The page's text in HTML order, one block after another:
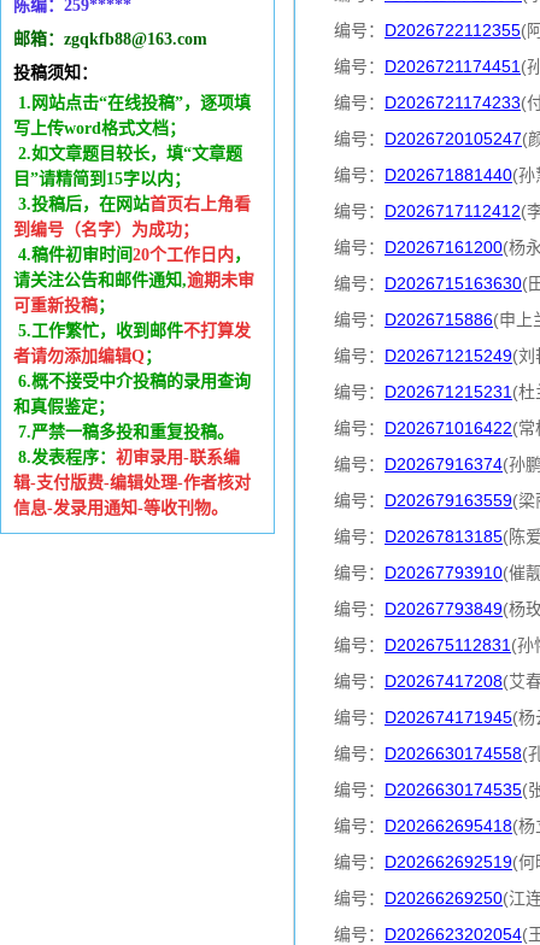
陈编：259*****
邮箱：zgqkfb88@163.com
投稿须知：
1.网站点击“在线投稿”，逐项填
写上传word格式文档；
2.如文章题目较长，填“文章题
目”请精简到15字以内；
3.投稿后，在网站首页右上角看
到编号（名字）为成功；
4.稿件初审时间 20个工作日内 ，
请关注公告和邮件通知,逾期未审
可重新投稿；
5.工作繁忙，收到邮件不打算发
者请勿添加编辑Q；
6.概不接受中介投稿的录用查询
和真假鉴定；
7.严禁一稿多投和重复投稿。
8.发表程序： 初审录用-联系编
辑-支付版费-编辑处理-作者核对
信息-发录用通知-等收刊物。
编号： D2026722112355(
编号： D2026721174451 (
编号： D2026721174233(
编号： D2026720105247(
编号： D202671881440(
编号： D2026717112412(
编号： D20267161200(杨
编号： D2026715163630(
编号： D2026715886(申上
编号： D202671215249(
编号： D202671215231 (
编号： D202671016422(
编号： D20267916374(孙
编号： D202679163559(
编号： D20267813185(陈
编号： D20267793910(催
编号： D20267793849(杨
编号： D202675112831 (孙
编号： D20267417208(艾
编号： D202674171945(
编号： D2026630174558(
编号： D2026630174535(
编号： D202662695418(
编号： D202662692519(
编号： D20266269250(江
编号： D2026623202054(